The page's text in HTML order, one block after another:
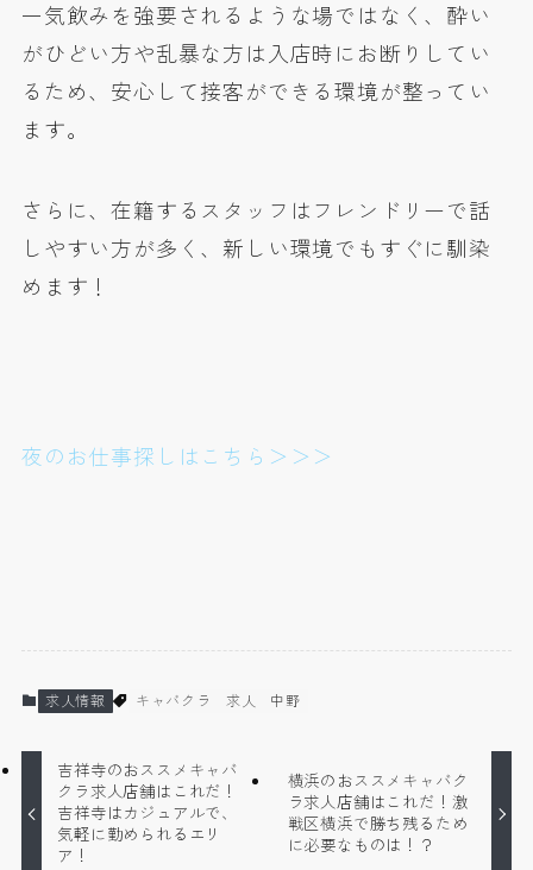
一気飲みを強要されるような場ではなく、酔い
がひどい方や乱暴な方は入店時にお断りしてい
るため、 安心して接客ができる環境が整ってい
ます。
さらに、在籍するスタッフはフレンドリーで話
しやすい方が多く、 新しい環境でもすぐに馴染
めます ！
夜のお仕事探しはこちら＞＞＞
求人情報 キャバクラ 求人 中野
吉祥寺のおススメキャバ
クラ求人店舗はこれだ！
吉祥寺はカジュアルで、
気軽に勤められるエリ
ア！
横浜のおススメキャバク
ラ求人店舗はこれだ！激
戦区横浜で勝ち残るため
に必要なものは！？